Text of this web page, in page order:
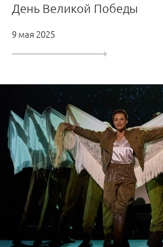
День Великой Победы
9 мая 2025